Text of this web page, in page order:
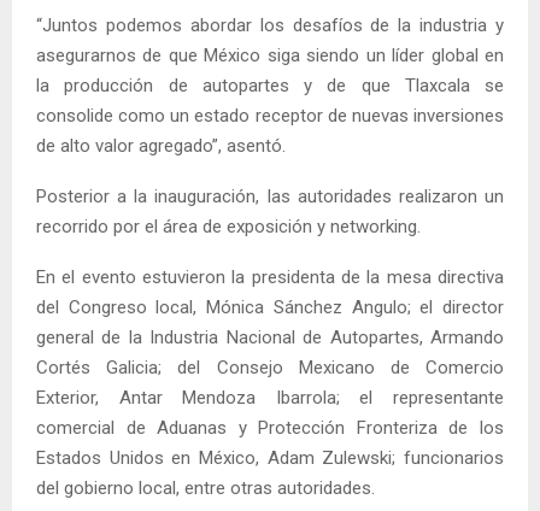
“Juntos podemos abordar los desafíos de la industria y
asegurarnos de que México siga siendo un líder global en
la producción de autopartes y de que Tlaxcala se
consolide como un estado receptor de nuevas inversiones
de alto valor agregado”, asentó.
Posterior a la inauguración, las autoridades realizaron un
recorrido por el área de exposición y networking.
En el evento estuvieron la presidenta de la mesa directiva
del Congreso local, Mónica Sánchez Angulo; el director
general de la Industria Nacional de Autopartes, Armando
Cortés Galicia; del Consejo Mexicano de Comercio
Exterior, Antar Mendoza Ibarrola; el representante
comercial de Aduanas y Protección Fronteriza de los
Estados Unidos en México, Adam Zulewski; funcionarios
del gobierno local, entre otras autoridades.